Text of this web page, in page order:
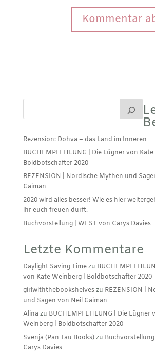
Rezension: Dohva – das Land im Inneren
BUCHEMPFEHLUNG | Die Lügner von Kate
Boldbotschafter 2020
REZENSION | Nordische Mythen und
Gaiman
2020 wird alles besser! Wie es hier
ihr euch freuen dürft.
Buchvorstellung | WEST von Carys Davies
Letzte Kommentare
Daylight Saving Timezu
von Kate Weinberg | Boldbotschafter 2020
girlwiththebookshelveszu REZENSION |
und Sagen von Neil Gaiman
Alina zu BUCHEMPFEHLUNG | Die Lügner
Weinberg | Boldbotschafter 2020
Svenja (Pan Tau Books)zu
Carys Davies